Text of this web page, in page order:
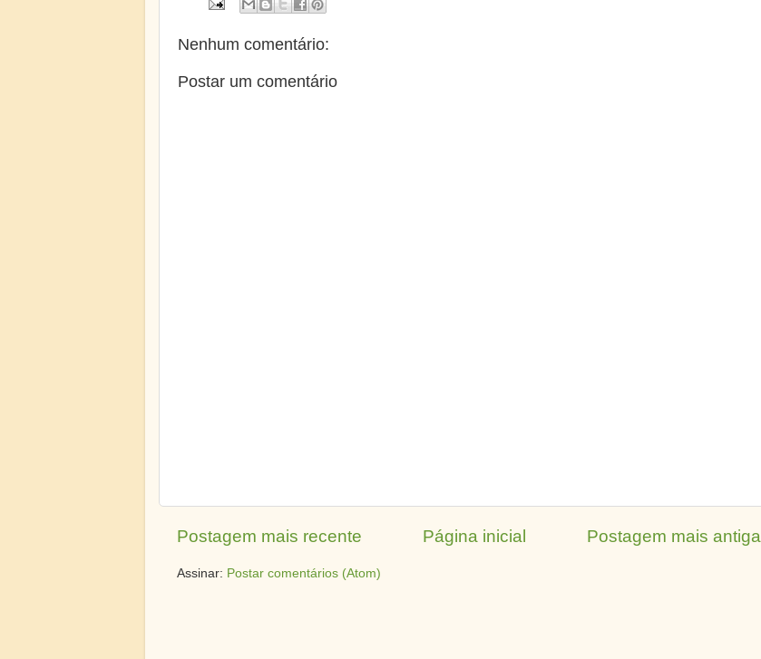
Nenhum comentário:
Postar um comentário
Postagem mais recente Postagem mais antiga
Página inicial
Assinar: Postar comentários (Atom)